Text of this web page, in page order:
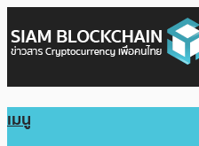
เมนู